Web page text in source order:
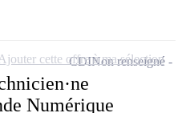
Numérique
CDINon renseigné
Ajouter cette offre à ma sélection